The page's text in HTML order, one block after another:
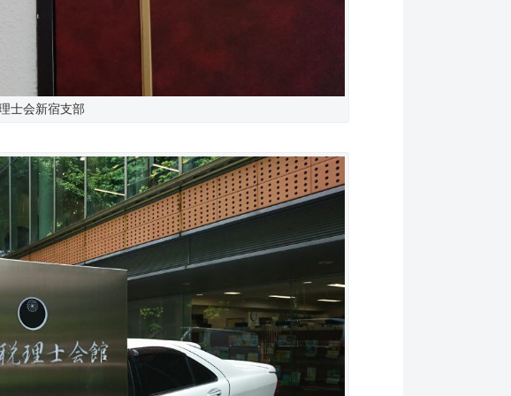
士会新宿支部